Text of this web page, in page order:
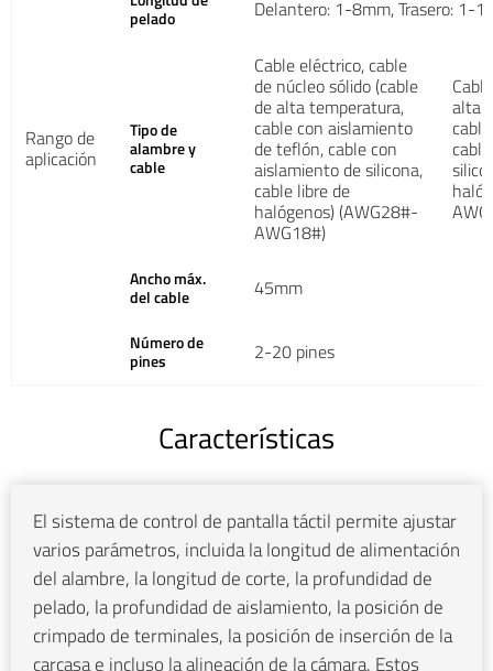
Rango de
aplicación
pelado Delantero: 1-8mm, Trasero: 1-
Tipo de
alambre y
cable
Cable eléctrico, cable
de núcleo sólido (cable
de alta temperatura,
cable con aislamiento
de teflón, cable con
aislamiento de silicona,
cable libre de
halógenos) (AWG28#-
AWG18#)
alta
Ancho máx.
del cable 45mm
Número de
pines 2-20 pines
Características
El sistema de control de pantalla táctil permite ajustar
varios parámetros, incluida la longitud de alimentación
del alambre, la longitud de corte, la profundidad de
pelado, la profundidad de aislamiento, la posición de
crimpado de terminales, la posición de inserción de la
carcasa e incluso la alineación de la cámara. Estos